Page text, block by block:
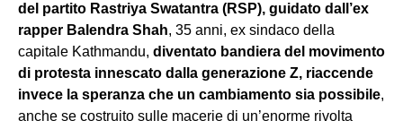
del partito Rastriya Swatantra (RSP), guidato dall’ex
rapper Balendra Shah, 35 anni, ex sindaco della
capitale Kathmandu, diventato bandiera del movimento
di protesta innescato dalla generazione Z, riaccende
invece la speranza che un cambiamento sia possibile,
anche se costruito sulle macerie di un’enorme rivolta